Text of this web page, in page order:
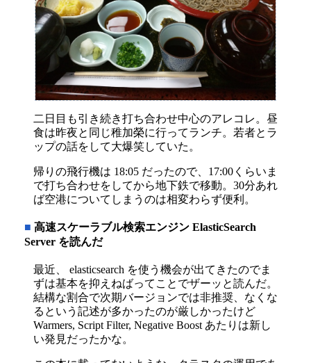
二日目も引き続き打ち合わせ中心のアレコレ。昼
食は昨夜と同じ稚加榮に行ってランチ。若者とラ
ップの話をして大爆笑していた。
帰りの飛行機は 18:05 だったので、17:00くらいま
で打ち合わせをしてから地下鉄で移動。30分あれ
ば空港についてしまうのは相変わらず便利。
■ 高速スケーラブル検索エンジン ElasticSearch
Server を読んだ
最近、 elasticsearch を使う機会が出てきたのでま
ずは基本を抑えねばってことでザーッと読んだ。
結構な割合で次期バージョンでは非推奨、なくな
るという記述が多かったのが厳しかったけど
Warmers, Script Filter, Negative Boost あたりは新し
い発見だったかな。